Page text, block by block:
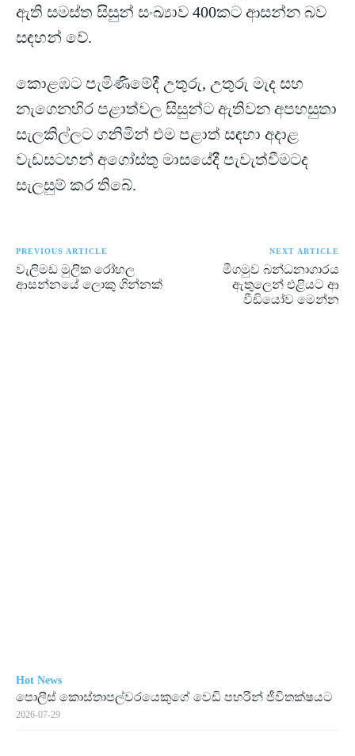
ඇති සමස්ත සිසුන් සංඛ්‍යාව 400කට ආසන්න බව
සඳහන් වේ.
කොළඹට පැමිණීමේදී උතුරු, උතුරු මැද සහ
නැගෙනහිර පළාත්වල සිසුන්ට ඇතිවන අපහසුතා
සැලකිල්ලට ගනිමින් එම පළාත් සඳහා අදාළ
වැඩසටහන් අගෝස්තු මාසයේදී පැවැත්වීමටද
සැලසුම් කර තිබේ.
PREVIOUS ARTICLE
වැලිමඩ මුලික රෝහල
ආසන්නයේ ලොකු ගින්නක්
NEXT ARTICLE
මීගමුව බන්ධනාගාරය
ඇතුලෙන් එළියට ආ
වීඩියෝව මෙන්න
Hot News
පොලීස් කොස්තාපල්වරයෙකුගේ වෙඩි පහරින් ජීවිතක්ෂයට
2026-07-29